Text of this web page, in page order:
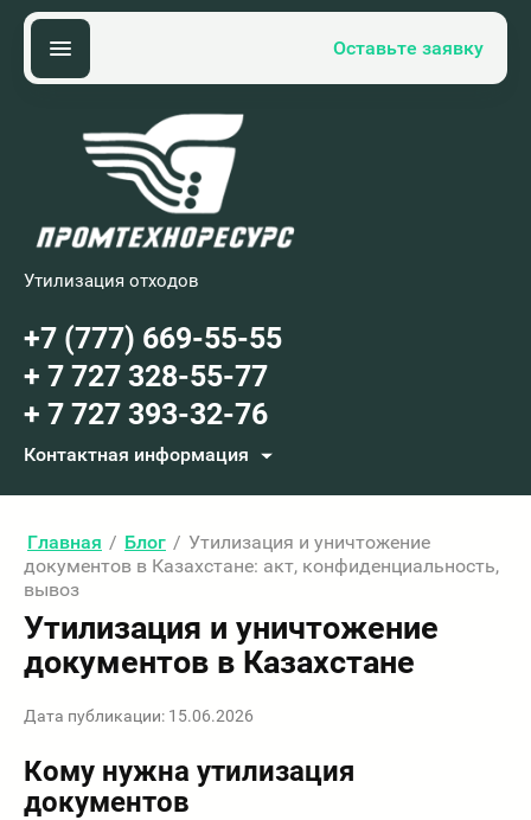
Оставьте заявку
Утилизация отходов
+7 (777) 669-55-55
+ 7 727 328-55-77
+ 7 727 393-32-76
Контактная информация
Главная / Блог / Утилизация и уничтожение
документов в Казахстане: акт, конфиденциальность,
вывоз
Утилизация и уничтожение
документов в Казахстане
Дата публикации: 15.06.2026
Кому нужна утилизация
документов